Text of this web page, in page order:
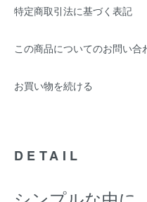
特定商取引法に基づく表記
この商品についてのお問い合
お買い物を続ける
DETAIL